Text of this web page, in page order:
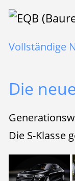
Vollständige
Die
Die S-Klasse